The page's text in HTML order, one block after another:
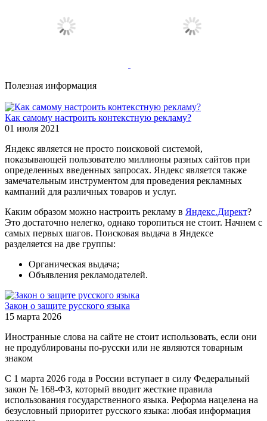
Полезная информация
Как самому настроить контекстную рекламу?
01 июля 2021
Яндекс является не просто поисковой системой,
показывающей пользователю миллионы разных сайтов при
определенных введенных запросах. Яндекс является также
замечательным инструментом для проведения рекламных
кампаний для различных товаров и услуг.
Каким образом можно настроить рекламу в Яндекс.Директ?
Это достаточно нелегко, однако торопиться не стоит. Начнем с
самых первых шагов. Поисковая выдача в Яндексе
разделяется на две группы:
Органическая выдача;
Объявления рекламодателей.
Закон о защите русского языка
15 марта 2026
Иностранные слова на сайте не стоит использовать, если они
не продублированы по-русски или не являются товарным
знаком
С 1 марта 2026 года в России вступает в силу Федеральный
закон № 168-ФЗ, который вводит жесткие правила
использования государственного языка. Реформа нацелена на
безусловный приоритет русского языка: любая информация